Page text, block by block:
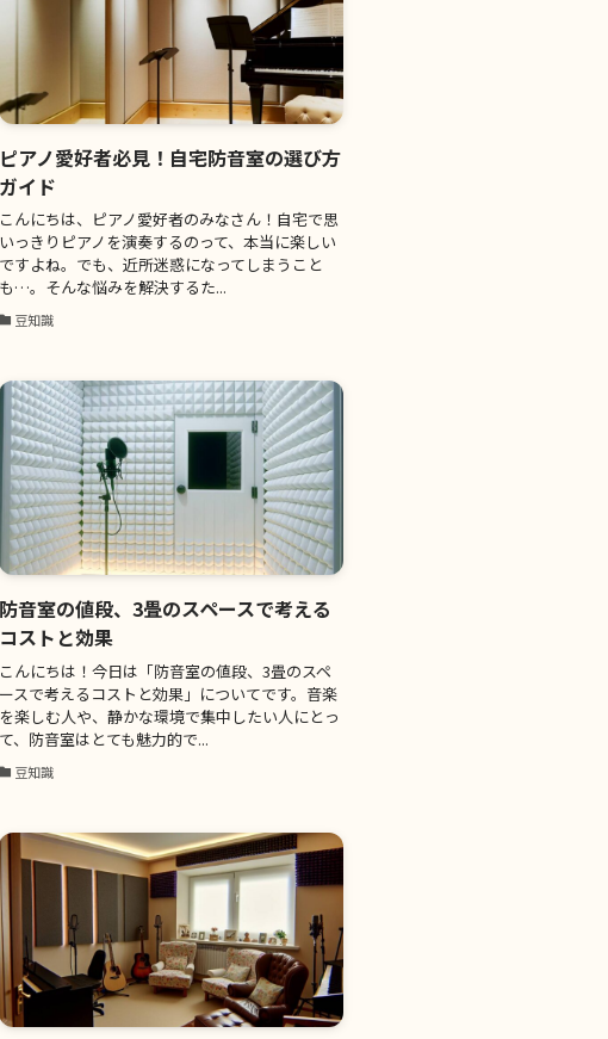
ピアノ愛好者必見！自宅防音室の選び方
ガイド
こんにちは、ピアノ愛好者のみなさん！自宅で思
いっきりピアノを演奏するのって、本当に楽しい
ですよね。でも、近所迷惑になってしまうこと
も…。そんな悩みを解決するた...
豆知識
防音室の値段、3畳のスペースで考える
コストと効果
こんにちは！今日は「防音室の値段、3畳のスペ
ースで考えるコストと効果」についてです。音楽
を楽しむ人や、静かな環境で集中したい人にとっ
て、防音室はとても魅力的で...
豆知識